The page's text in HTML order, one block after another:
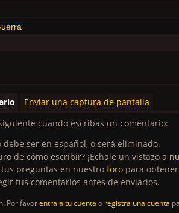
Enviar una captura de pantalla
cuando escribas un comentario:
debe ser en español, o será eliminado.
de cómo escribir? ¡Échale un vistazo a
tus preguntas en nuestro foro para
tus comentarios antes de enviarlos.
Por favorentra a tu cuenta o registra una cuenta